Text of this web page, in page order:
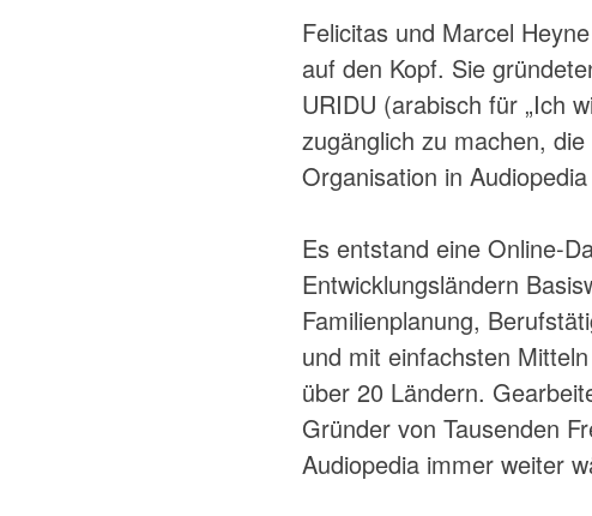
Felicitas und Marcel
auf den Kopf. Sie
URIDU (arabisch für „Ich
zugänglich zu machen,
Organisation in
Es entstand eine Online-
Entwicklungsländern
Familienplanung,
und mit einfachsten
über 20 Ländern.
Gründer von Tausenden
Audiopedia immer weiter